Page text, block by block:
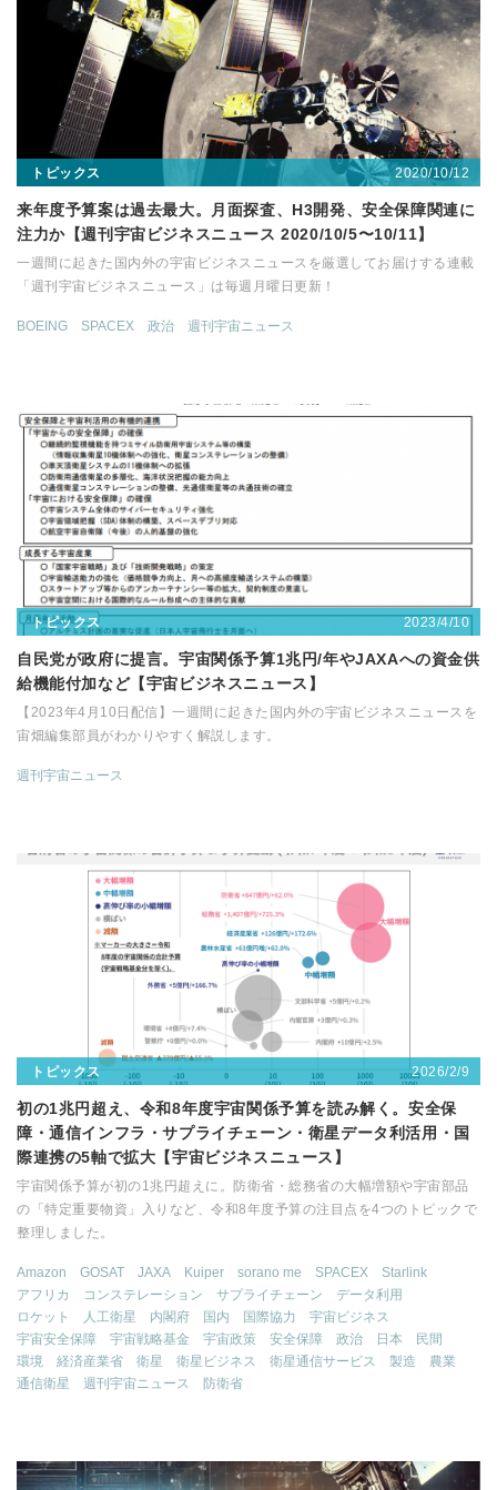
トピックス 2020/10/12
来年度予算案は過去最大。月面探査、H3開発、安全保障関連に
注力か【週刊宇宙ビジネスニュース 2020/10/5〜10/11】
一週間に起きた国内外の宇宙ビジネスニュースを厳選してお届けする連載
「週刊宇宙ビジネスニュース」は毎週月曜日更新！
BOEING SPACEX 政治 週刊宇宙ニュース
トピックス 2023/4/10
自民党が政府に提言。宇宙関係予算1兆円/年やJAXAへの資金供
給機能付加など【宇宙ビジネスニュース】
【2023年4月10日配信】一週間に起きた国内外の宇宙ビジネスニュースを
宙畑編集部員がわかりやすく解説します。
週刊宇宙ニュース
トピックス 2026/2/9
初の1兆円超え、令和8年度宇宙関係予算を読み解く。安全保
障・通信インフラ・サプライチェーン・衛星データ利活用・国
際連携の5軸で拡大【宇宙ビジネスニュース】
宇宙関係予算が初の1兆円超えに。防衛省・総務省の大幅増額や宇宙部品
の「特定重要物資」入りなど、令和8年度予算の注目点を4つのトピックで
整理しました。
Amazon GOSAT JAXA Kuiper sorano me SPACEX
Starlink
アフリカ
コンステレーション サプライチェーン
データ利用
ロケット
人工衛星 内閣府 国内 国際協力
宇宙ビジネス
宇宙安全保障
宇宙戦略基金 宇宙政策 安全保障 政治 日本
民間
環境
経済産業省 衛星 衛星ビジネス 衛星通信サービス 製造
農業
通信衛星
週刊宇宙ニュース 防衛省